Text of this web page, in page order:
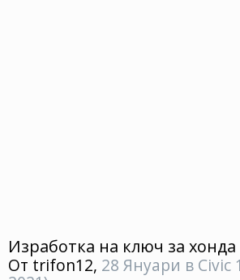
Изработка на ключ за хонда
От trifon12, 28 Януари в Civic